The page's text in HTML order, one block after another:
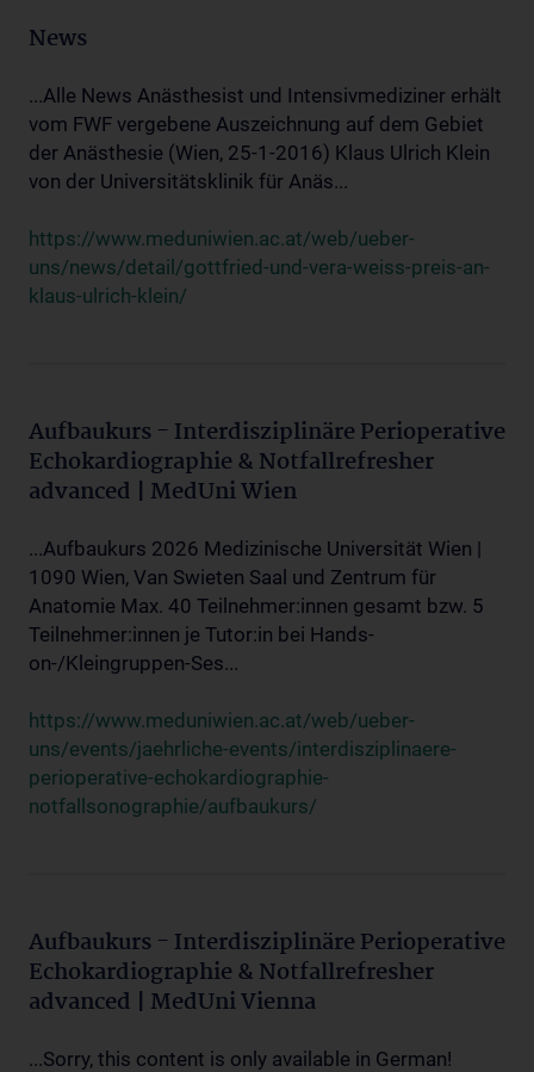
News
...Alle News Anästhesist und Intensivmediziner erhält
vom FWF vergebene Auszeichnung auf dem Gebiet
der Anästhesie (Wien, 25-1-2016) Klaus Ulrich Klein
von der Universitätsklinik für Anäs...
https://www.meduniwien.ac.at/web/ueber-
uns/news/detail/gottfried-und-vera-weiss-preis-an-
klaus-ulrich-klein/
Aufbaukurs - Interdisziplinäre Perioperative
Echokardiographie & Notfallrefresher
advanced | MedUni Wien
...Aufbaukurs 2026 Medizinische Universität Wien |
1090 Wien, Van Swieten Saal und Zentrum für
Anatomie Max. 40 Teilnehmer:innen gesamt bzw. 5
Teilnehmer:innen je Tutor:in bei Hands-
on-/Kleingruppen-Ses...
https://www.meduniwien.ac.at/web/ueber-
uns/events/jaehrliche-events/interdisziplinaere-
perioperative-echokardiographie-
notfallsonographie/aufbaukurs/
Aufbaukurs - Interdisziplinäre Perioperative
Echokardiographie & Notfallrefresher
advanced | MedUni Vienna
...Sorry, this content is only available in German!